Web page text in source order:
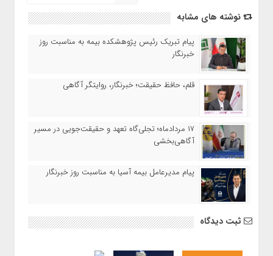
نوشته های مشابه
پیام تبریک رئیس پژوهشکده بیمه به مناسبت روز
خبرنگار
قلم، حافظ حقیقت؛ خبرنگار، روایتگر آگاهی
۱۷ مردادماه‌؛ تجلی‌گاه تعهد و حقیقت‌جویی در مسیر
آگاهی‌بخشی
پیام مدیرعامل بیمه آسیا به مناسبت روز خبرنگار
ثبت دیدگاه